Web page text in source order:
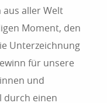
aller Welt
Moment, den
Unterzeichnung
für unsere
und
durch einen